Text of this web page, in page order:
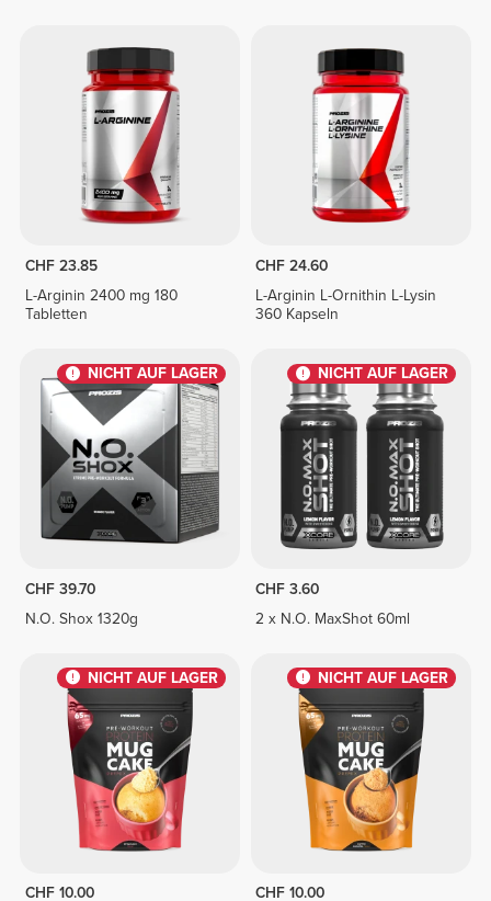
CHF 23.85
L-Arginin 2400 mg 180
Tabletten
CHF 24.60
L-Arginin L-Ornithin L-Lysin
360 Kapseln
NICHT AUF LAGER
CHF 39.70
N.O. Shox 1320g
NICHT AUF LAGER
CHF 3.60
2 x N.O. MaxShot 60ml
NICHT AUF LAGER
CHF 10.00
NICHT AUF LAGER
CHF 10.00